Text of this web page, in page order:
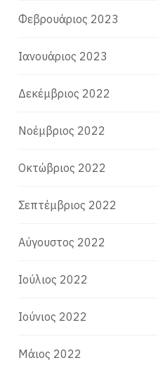
Φεβρουάριος 2023
Ιανουάριος 2023
Δεκέμβριος 2022
Νοέμβριος 2022
Οκτώβριος 2022
Σεπτέμβριος 2022
Αύγουστος 2022
Ιούλιος 2022
Ιούνιος 2022
Μάιος 2022